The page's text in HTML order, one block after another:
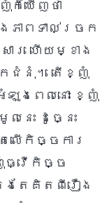
ក៏ឃើញថា
ភាពទាល់ច្រក
រ ហើយម្ខាង
ជំនុំ។ តើខ្ញុំ
ងពេលនោះ ខ្ញុំ
នេះ ដូច្នេះ
លើកិច្ចការ
ធ្វើកិច្ច
តែគិតពីរឿង